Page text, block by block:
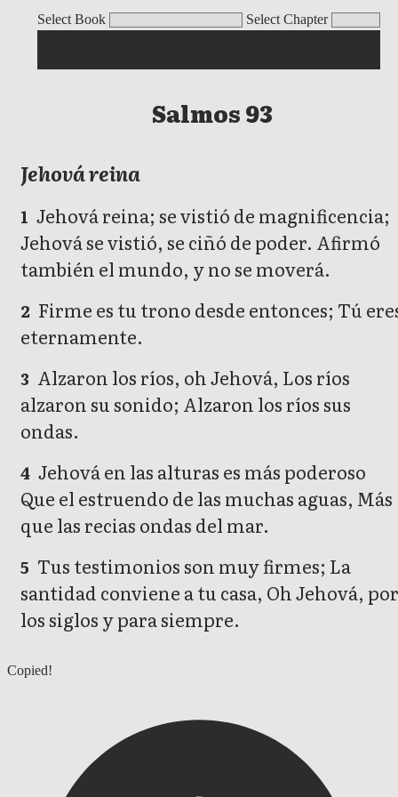
Select Book Select Chapter
Salmos
Salmos 93
Jehová reina
1 Jehová reina; se vistió de magnificencia;
Jehová se vistió, se ciñó de poder. Afirmó
también el mundo, y no se moverá.
2 Firme es tu trono desde entonces; Tú
eternamente.
3 Alzaron los ríos, oh Jehová, Los ríos
alzaron su sonido; Alzaron los ríos sus
ondas.
4 Jehová en las alturas es más poderoso
Que el estruendo de las muchas aguas, Más
que las recias ondas del mar.
5 Tus testimonios son muy firmes; La
santidad conviene a tu casa, Oh Jehová, por
los siglos y para siempre.
Salmos 92
Copied!